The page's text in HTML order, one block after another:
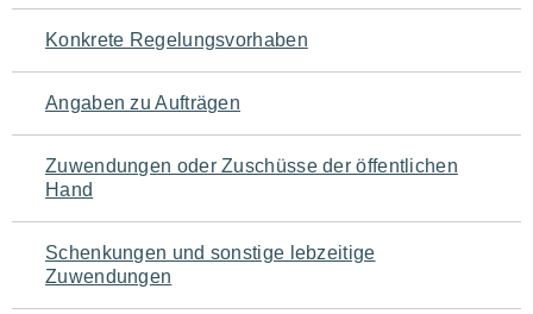
Seiteninhalt
Konkrete Regelungsvorhaben
Angaben zu Aufträgen
Zuwendungen oder Zuschüsse der öffentlichen
Hand
Schenkungen und sonstige lebzeitige
Zuwendungen